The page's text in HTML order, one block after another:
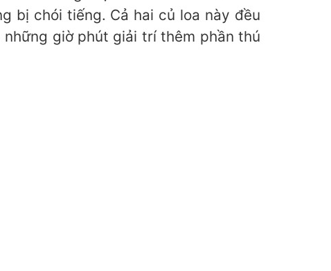
bị chói tiếng. Cả hai củ loa này đều
giờ phút giải trí thêm phần thú